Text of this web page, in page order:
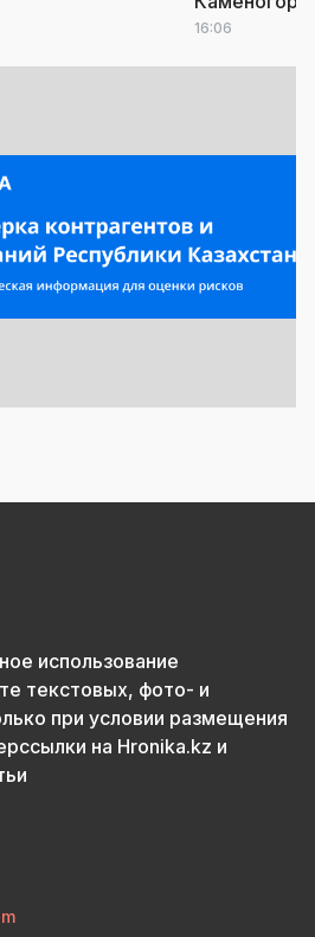
16:06
использование
текстовых, фото- и
при условии размещения
на Hronika.kz и